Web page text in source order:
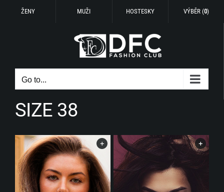
ŽENY MUŽI HOSTESKY VÝBĚR (0)
Go to...
SIZE 38
+ +